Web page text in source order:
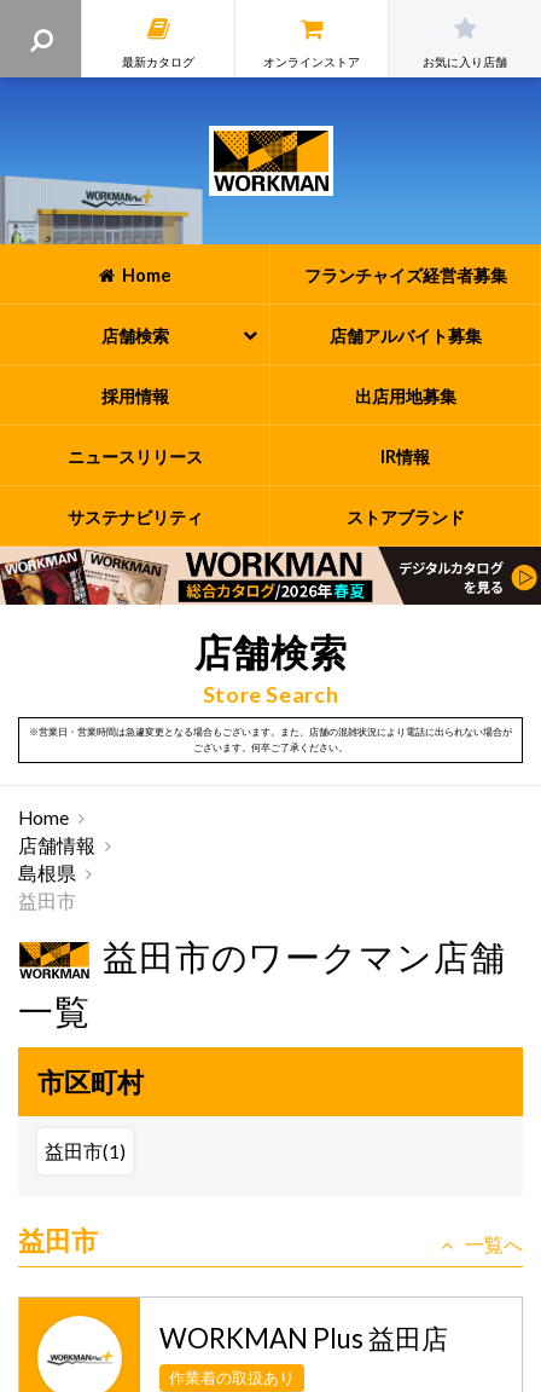
最新カタログ オンラインストア お気に入り店舗
Home フランチャイズ経営者募集
店舗検索 店舗アルバイト募集
採用情報 出店用地募集
ニュースリリース IR情報
サステナビリティ ストアブランド
店舗検索
Store Search
※営業日・営業時間は急遽変更となる場合もございます。また、店舗の混雑状況により電話に出られない場合が
ございます。何卒ご了承ください。
Home
店舗情報
島根県
益田市
益田市のワークマン店舗
一覧
市区町村
益田市(1)
益田市 一覧へ
WORKMAN Plus 益田店
作業着の取扱あり